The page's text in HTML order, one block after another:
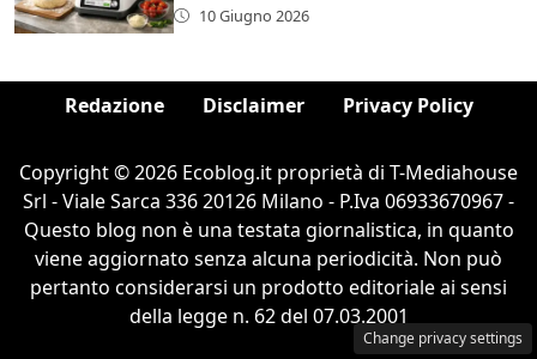
10 Giugno 2026
Redazione Disclaimer Privacy Policy
Copyright © 2026 Ecoblog.it proprietà di T-Mediahouse
Srl - Viale Sarca 336 20126 Milano - P.Iva 06933670967 -
Questo blog non è una testata giornalistica, in quanto
viene aggiornato senza alcuna periodicità. Non può
pertanto considerarsi un prodotto editoriale ai sensi
della legge n. 62 del 07.03.2001
Change privacy settings